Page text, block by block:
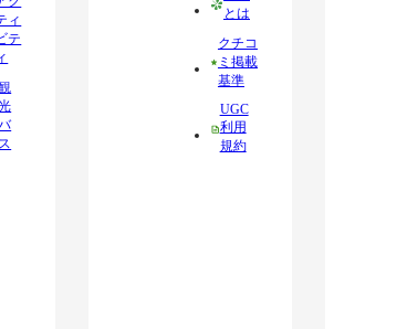
ィ
テ
とは
クチコ
ミ掲載
基準
UGC
利用
規約